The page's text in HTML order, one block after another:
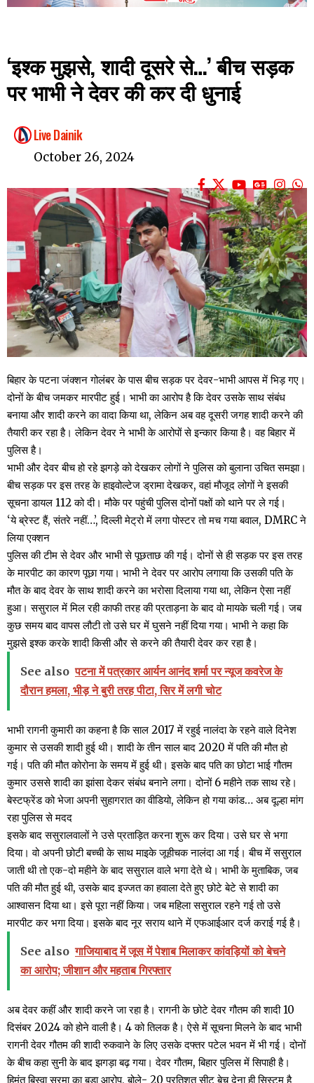
‘इश्क मुझसे, शादी दूसरे से…’ बीच सड़क
पर भाभी ने देवर की कर दी धुनाई
Live Dainik
October 26, 2024
बिहार के पटना जंक्शन गोलंबर के पास बीच सड़क पर देवर-भाभी आपस में भिड़ गए।
दोनों के बीच जमकर मारपीट हुई। भाभी का आरोप है कि देवर उसके साथ संबंध
बनाया और शादी करने का वादा किया था, लेकिन अब वह दूसरी जगह शादी करने की
तैयारी कर रहा है। लेकिन देवर ने भाभी के आरोपों से इन्कार किया है। वह बिहार में
पुलिस है।
भाभी और देवर बीच हो रहे झगड़े को देखकर लोगों ने पुलिस को बुलाना उचित समझा।
बीच सड़क पर इस तरह के हाइवोल्टेज ड्रामा देखकर, वहां मौजूद लोगों ने इसकी
सूचना डायल 112 को दी। मौके पर पहुंची पुलिस दोनों पक्षों को थाने पर ले गई।
‘ये ब्रेस्ट हैं, संतरे नहीं…’, दिल्ली मेट्रो में लगा पोस्टर तो मच गया बवाल, DMRC ने
लिया एक्शन
पुलिस की टीम से देवर और भाभी से पूछताछ की गई। दोनों से ही सड़क पर इस तरह
के मारपीट का कारण पूछा गया। भाभी ने देवर पर आरोप लगाया कि उसकी पति के
मौत के बाद देवर के साथ शादी करने का भरोसा दिलाया गया था, लेकिन ऐसा नहीं
हुआ। ससुराल में मिल रही काफी तरह की प्रताड़ना के बाद वो मायके चली गई। जब
कुछ समय बाद वापस लौटी तो उसे घर में घुसने नहीं दिया गया। भाभी ने कहा कि
मुझसे इश्क करके शादी किसी और से करने की तैयारी देवर कर रहा है।
See also पटना में पत्रकार आर्यन आनंद शर्मा पर न्यूज कवरेज के
दौरान हमला, भीड़ ने बुरी तरह पीटा, सिर में लगी चोट
भाभी रागनी कुमारी का कहना है कि साल 2017 में रहुई नालंदा के रहने वाले दिनेश
कुमार से उसकी शादी हुई थी। शादी के तीन साल बाद 2020 में पति की मौत हो
गई। पति की मौत कोरोना के समय में हुई थी। इसके बाद पति का छोटा भाई गौतम
कुमार उससे शादी का झांसा देकर संबंध बनाने लगा। दोनों 6 महीने तक साथ रहे।
बेस्टफ्रेंड को भेजा अपनी सुहागरात का वीडियो, लेकिन हो गया कांड… अब दूल्हा मांग
रहा पुलिस से मदद
इसके बाद ससुरालवालों ने उसे प्रताड़ित करना शुरू कर दिया। उसे घर से भगा
दिया। वो अपनी छोटी बच्ची के साथ माइके जूहीचक नालंदा आ गई। बीच में ससुराल
जाती थी तो एक-दो महीने के बाद ससुराल वाले भगा देते थे। भाभी के मुताबिक, जब
पति की मौत हुई थी, उसके बाद इज्जत का हवाला देते हुए छोटे बेटे से शादी का
आश्वासन दिया था। इसे पूरा नहीं किया। जब महिला ससुराल रहने गई तो उसे
मारपीट कर भगा दिया। इसके बाद नूर सराय थाने में एफआईआर दर्ज कराई गई है।
See also गाजियाबाद में जूस में पेशाब मिलाकर कांवड़ियों को बेचने
का आरोप; जीशान और महताब गिरफ्तार
अब देवर कहीं और शादी करने जा रहा है। रागनी के छोटे देवर गौतम की शादी 10
दिसंबर 2024 को होने वाली है। 4 को तिलक है। ऐसे में सूचना मिलने के बाद भाभी
रागनी देवर गौतम की शादी रुकवाने के लिए उसके दफ्तर पटेल भवन में भी गई। दोनों
के बीच कहा सुनी के बाद झगड़ा बढ़ गया। देवर गौतम, बिहार पुलिस में सिपाही है।
हिमंत बिस्वा सरमा का बड़ा आरोप, बोले- 20 प्रतिशत सीट बेच देना ही सिस्टम है